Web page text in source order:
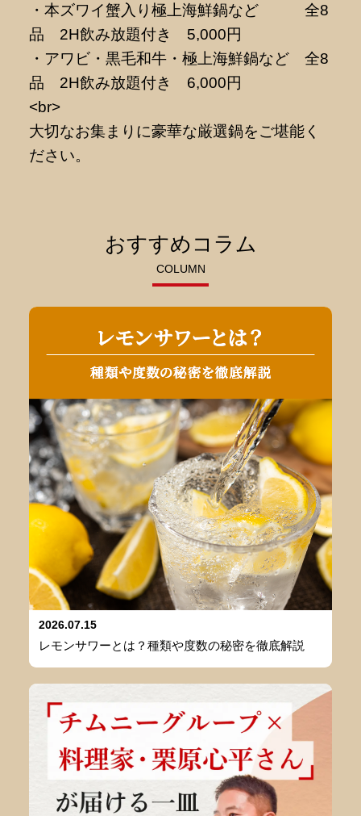
・本ズワイ蟹入り極上海鮮鍋など 全8
品 2H飲み放題付き 5,000円
・アワビ・黒毛和牛・極上海鮮鍋など 全8
品 2H飲み放題付き 6,000円
<br>
大切なお集まりに豪華な厳選鍋をご堪能く
ださい。
おすすめコラム
COLUMN
2026.07.15
レモンサワーとは？種類や度数の秘密を徹底解説